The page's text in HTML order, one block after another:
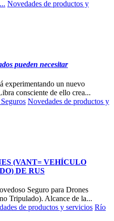
Novedades de productos y
pueden necesitar
experimentando un nuevo
consciente de ello crea...
Novedades de productos y
(VANT= VEHÍCULO
DE RUS
Seguro para Drones
Tripulado). Alcance de la...
de productos y servicios Río